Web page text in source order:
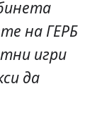
на ГЕРБ
игри
да